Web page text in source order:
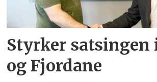
Styrker satsingen
og Fjordane